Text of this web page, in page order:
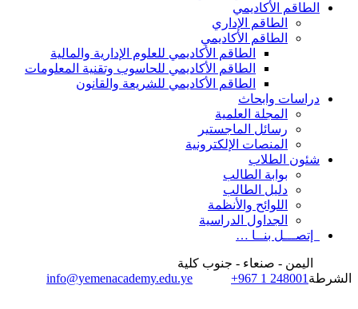
الطاقم الأكاديمي
الطاقم الإداري
الطاقم الأكاديمي
الطاقم الأكاديمي للعلوم الإدارية والمالية
الطاقم الأكاديمي للحاسوب وتقنية المعلومات
الطاقم الأكاديمي للشريعة والقانون
دراسات وابحاث
المجلة العلمية
رسائل الماجستير
المنصات الإلكترونية
شئون الطلاب
بوابة الطالب
دليل الطالب
اللوائح والأنظمة
الجداول الدراسية
إتصـــل بنــا …
اليمن - صنعاء - جنوب كلية
الشرطة
info@yemenacademy.edu.ye +967 1 248001